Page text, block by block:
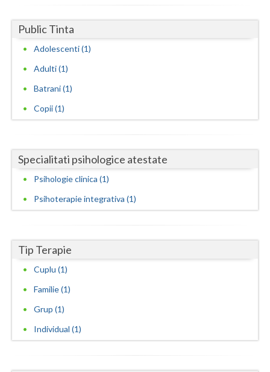
Ilfov
Maramures
Mehedinti
Mures
Olt
Prahova
Salaj
Sibiu
Teleorman
Timis
Public Tinta
Adolescenti (1)
Adulti (1)
Batrani (1)
Copii (1)
Specialitati psihologice atestate
Psihologie clinica (1)
Psihoterapie integrativa (1)
Tip Terapie
Cuplu (1)
Familie (1)
Grup (1)
Individual (1)